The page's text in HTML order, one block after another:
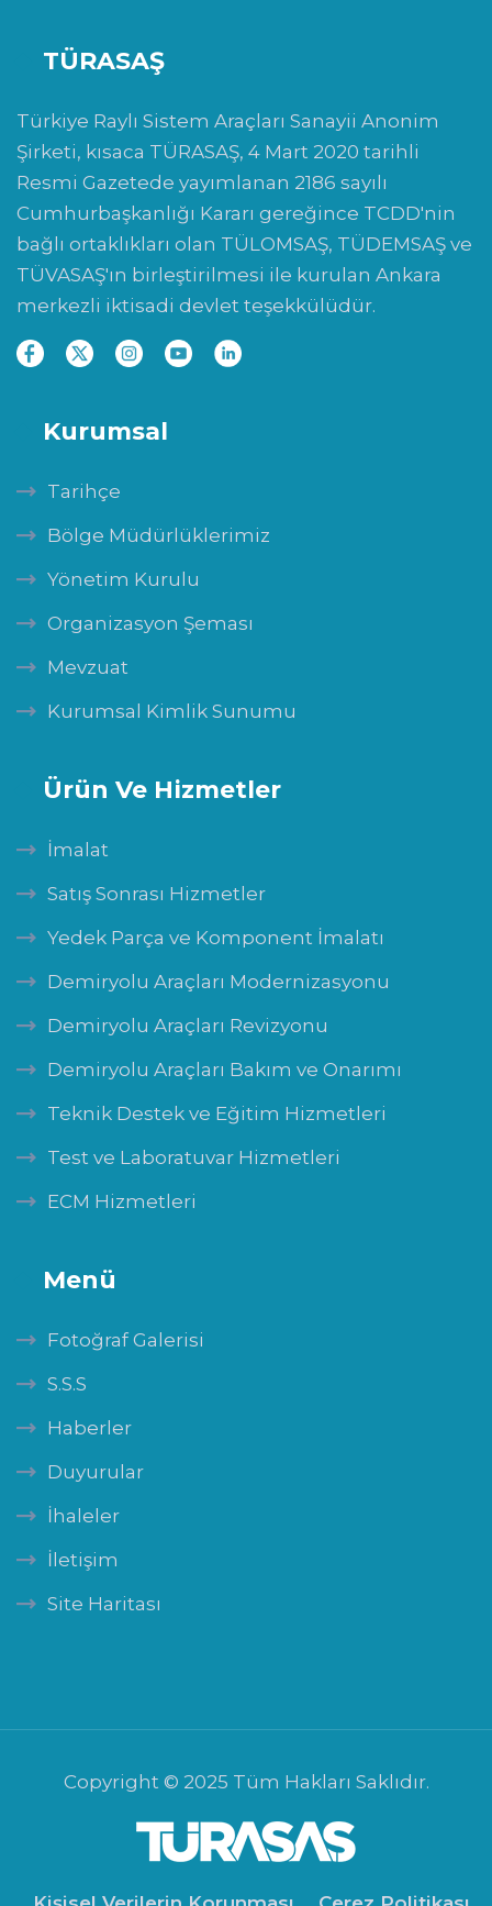
TÜRASAŞ
Türkiye Raylı Sistem Araçları Sanayii Anonim
Şirketi, kısaca TÜRASAŞ, 4 Mart 2020 tarihli
Resmi Gazetede yayımlanan 2186 sayılı
Cumhurbaşkanlığı Kararı gereğince TCDD'nin
bağlı ortaklıkları olan TÜLOMSAŞ, TÜDEMSAŞ ve
TÜVASAŞ'ın birleştirilmesi ile kurulan Ankara
merkezli iktisadi devlet teşekkülüdür.
Kurumsal
Tarihçe
Bölge Müdürlüklerimiz
Yönetim Kurulu
Organizasyon Şeması
Mevzuat
Kurumsal Kimlik Sunumu
Ürün Ve Hizmetler
İmalat
Satış Sonrası Hizmetler
Yedek Parça ve Komponent İmalatı
Demiryolu Araçları Modernizasyonu
Demiryolu Araçları Revizyonu
Demiryolu Araçları Bakım ve Onarımı
Teknik Destek ve Eğitim Hizmetleri
Test ve Laboratuvar Hizmetleri
ECM Hizmetleri
Menü
Fotoğraf Galerisi
S.S.S
Haberler
Duyurular
İhaleler
İletişim
Site Haritası
Copyright © 2025 Tüm Hakları Saklıdır.